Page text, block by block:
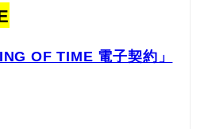
OF TIME 電子契約」